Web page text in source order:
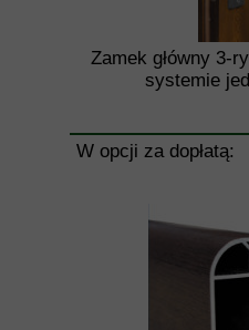
Zamek główny 3-
systemie
W opcji za dopłatą: